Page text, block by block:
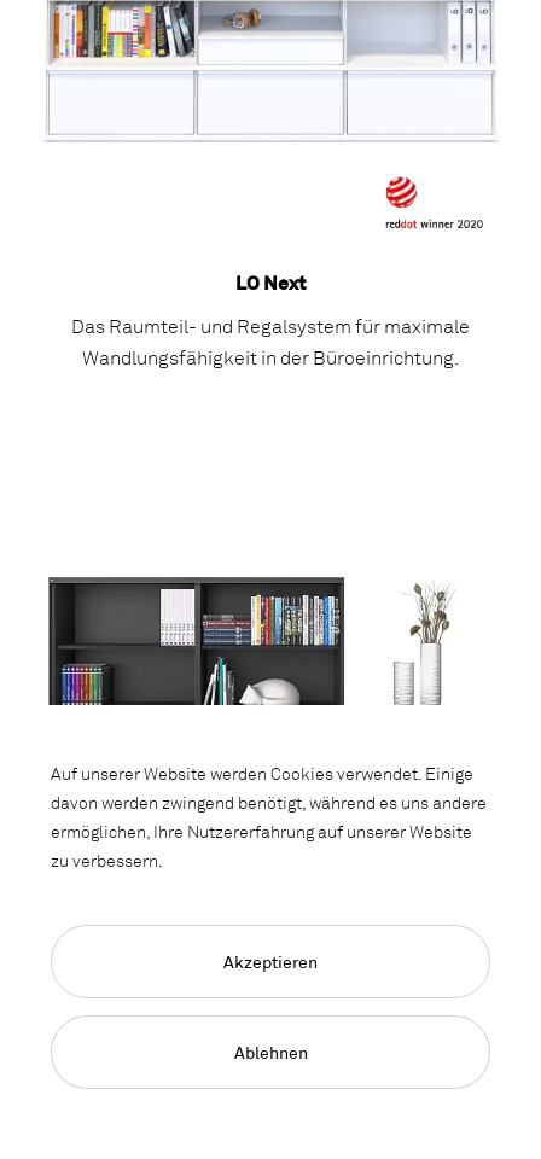
LO Next
Das Raumteil- und Regalsystem für maximale
Wandlungsfähigkeit in der Büroeinrichtung.
Die Schrankfamilie mit stahlharter Basis und flexiblen
Auf unserer Website werden Cookies verwendet. Einige
davon werden zwingend benötigt, während es uns andere
ermöglichen, Ihre Nutzererfahrung auf unserer Website
zu verbessern.
Ablehnen
Akzeptieren